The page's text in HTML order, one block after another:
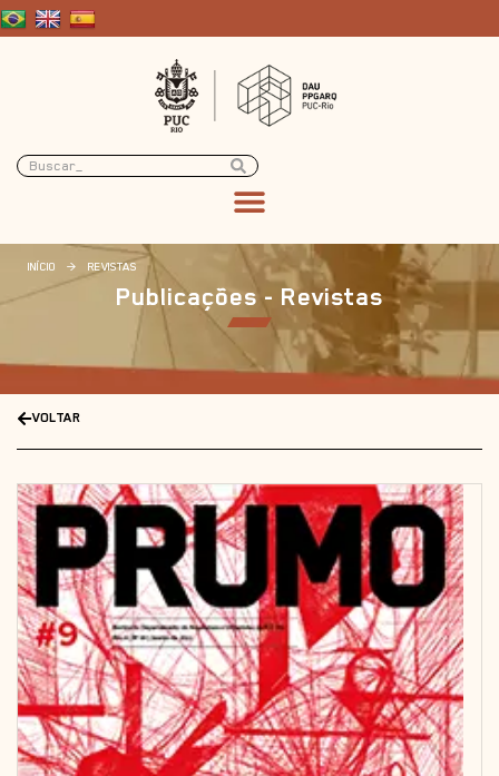
INÍCIO > REVISTAS
Publicações - Revistas
VOLTAR